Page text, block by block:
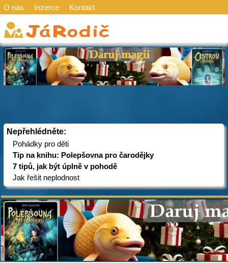
O nás Inzerce Kontakt
Nepřehlédněte:
Pohádky pro děti
Tip na knihu: Polepšovna pro čarodějky
7 tipů, jak být úplně v pohodě
Jak řešit neplodnost